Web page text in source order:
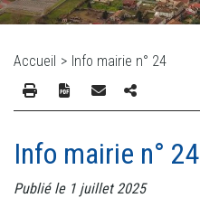
Accueil > Info mairie n° 24
Info mairie n° 24
Publié le 1 juillet 2025